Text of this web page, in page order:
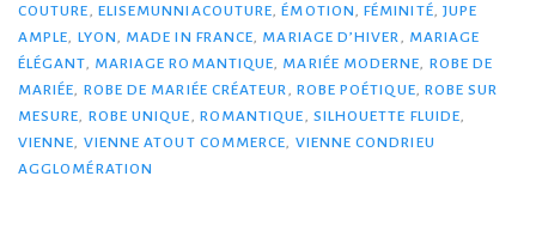
COUTURE, ELISEMUNNIACOUTURE,ÉMOTION,FÉMINITÉ, JUPE
AMPLE, LYON, MADE IN FRANCE, MARIAGE D’HIVER, MARIAGE
ÉLÉGANT, MARIAGE ROMANTIQUE, MARIÉE MODERNE, ROBE DE
MARIÉE, ROBE DE MARIÉE CRÉATEUR, ROBE POÉTIQUE, ROBE SUR
MESURE, ROBE UNIQUE, ROMANTIQUE, SILHOUETTE FLUIDE,
VIENNE, VIENNE ATOUT COMMERCE, VIENNE CONDRIEU
AGGLOMÉRATION